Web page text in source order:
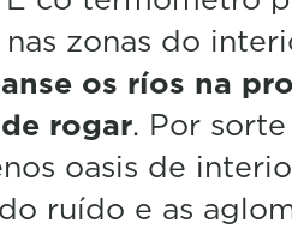
nas zonas do
os ríos na
rogar. Por
oasis de
ruído e as